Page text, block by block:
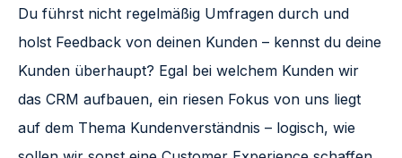
Du führst nicht regelmäßig Umfragen durch und
holst Feedback von deinen Kunden – kennst du deine
Kunden überhaupt? Egal bei welchem Kunden wir
das CRM aufbauen, ein riesen Fokus von uns liegt
auf dem Thema Kundenverständnis – logisch, wie